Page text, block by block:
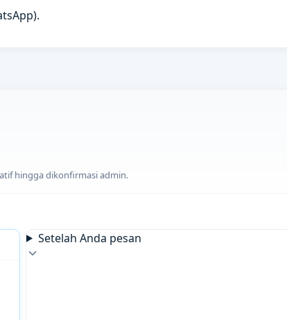
hingga dikonfirmasi admin.
Setelah Anda pesan